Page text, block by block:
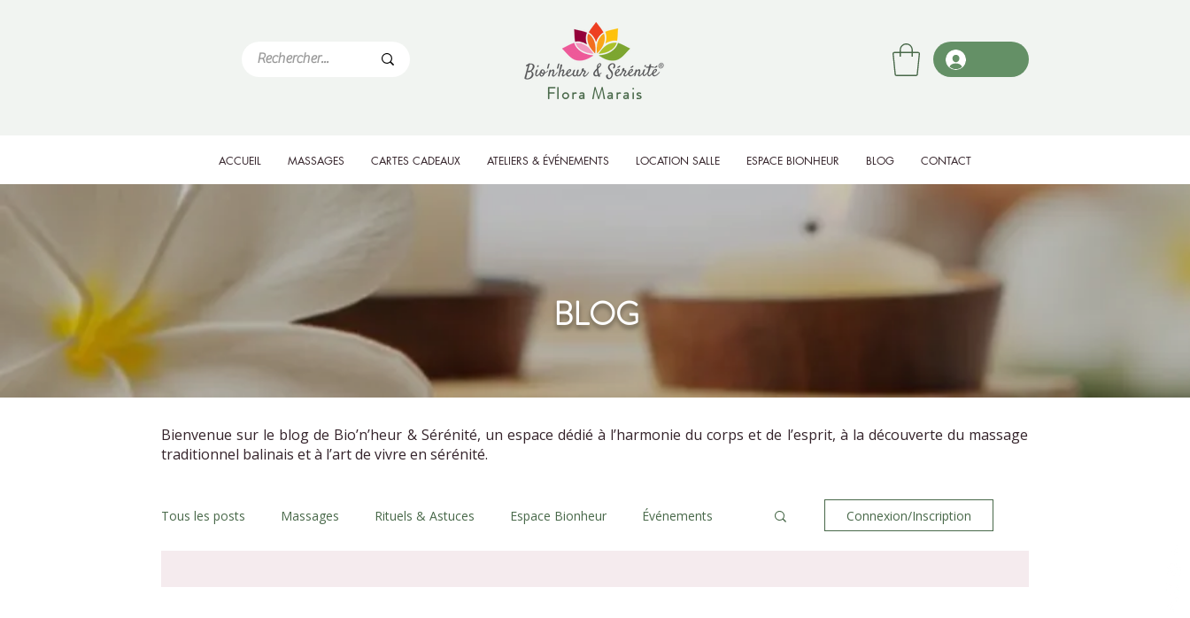
Flora Marais
ACCUEIL MASSAGES CARTES CADEAUX ATELIERS & ÉVÉNEMENTS LOCATION SALLE ESPACE BIONHEUR BLOG CONTACT
BLOG
Bienvenue sur le blog de Bio’n’heur & Sérénité, un espace dédié à l’harmonie du corps et de l’esprit, à la découverte du massage
traditionnel balinais et à l’art de vivre en sérénité.
Tous les posts Massages Rituels & Astuces Espace Bionheur Événements Connexion/Inscription